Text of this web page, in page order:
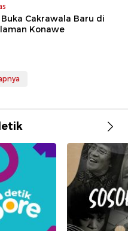
Cakrawala Baru di
Konawe